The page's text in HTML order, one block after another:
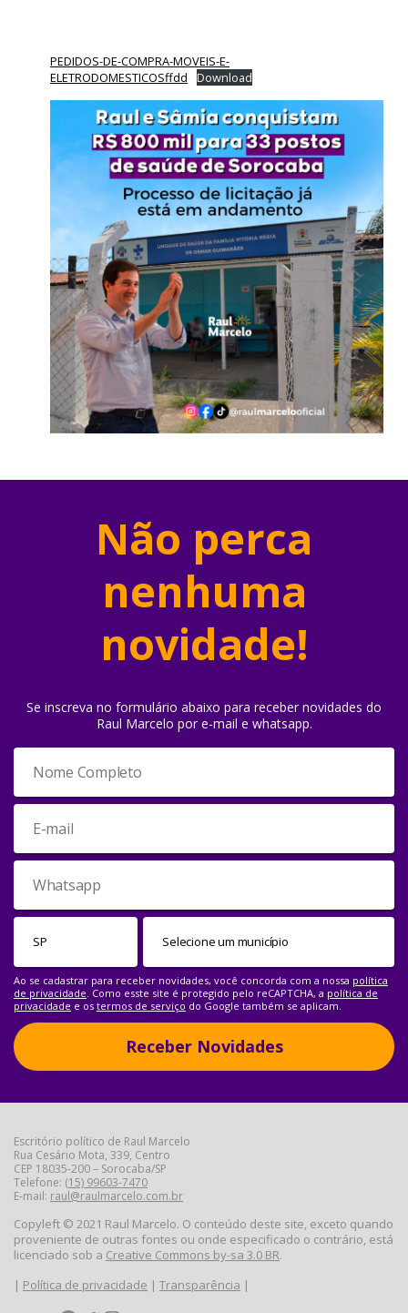
PEDIDOS-DE-COMPRA-MOVEIS-E-
ELETRODOMESTICOSffdd
Download
Não perca
nenhuma
novidade!
Se inscreva no formulário abaixo para receber novidades do
Raul Marcelo por e-mail e whatsapp.
Ao se cadastrar para receber novidades, você concorda com a nossa política
de privacidade. Como esste site é protegido pelo reCAPTCHA, a política de
privacidade e os termos de serviço do Google também se aplicam.
Receber Novidades
Escritório político de Raul Marcelo
Rua Cesário Mota, 339, Centro
CEP 18035-200 – Sorocaba/SP
Telefone: (15) 99603-7470
E-mail: raul@raulmarcelo.com.br
Copyleft © 2021 Raul Marcelo. O conteúdo deste site, exceto quando
proveniente de outras fontes ou onde especificado o contrário, está
licenciado sob a Creative Commons by-sa 3.0 BR.
| Política de privacidade | Transparência |